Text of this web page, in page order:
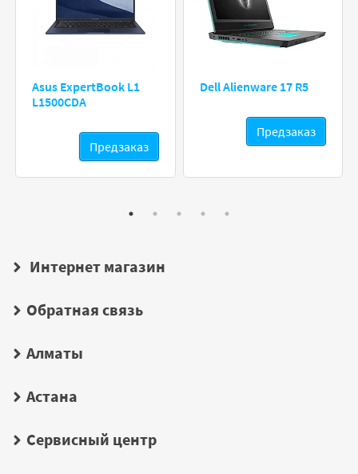
Asus ExpertBook L1
L1500CDA
Предзаказ
Dell Alienware 17 R5
Предзаказ
Интернет магазин
Обратная связь
Алматы
Астана
Сервисный центр